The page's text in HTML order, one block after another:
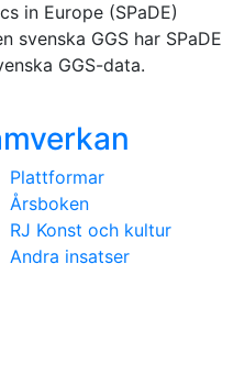
in Europe (SPaDE)
svenska GGS har SPaDE
GGS-data.
Plattformar
Årsboken
RJ Konst och kultur
Andra insatser